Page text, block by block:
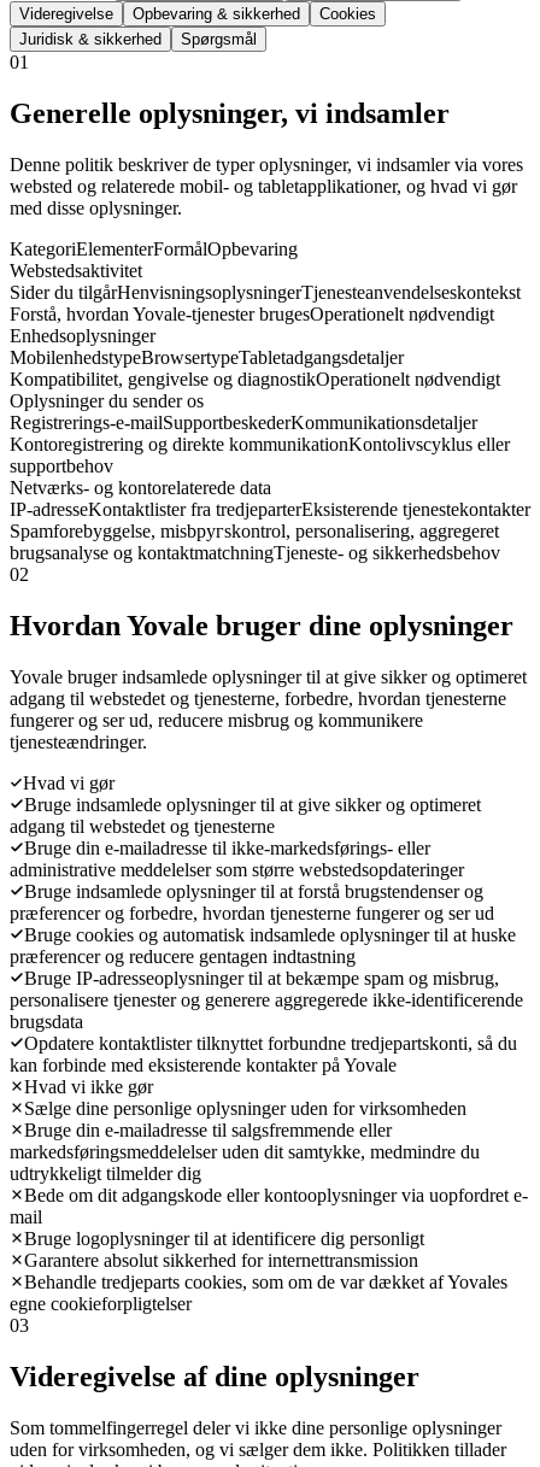
Videregivelse
Opbevaring & sikkerhed
Cookies
Juridisk & sikkerhed
Spørgsmål
01
Generelle oplysninger, vi indsamler
Denne politik beskriver de typer oplysninger, vi indsamler via vores
websted og relaterede mobil- og tabletapplikationer, og hvad vi gør
med disse oplysninger.
KategoriElementerFormålOpbevaring
Webstedsaktivitet
Sider du tilgårHenvisningsoplysningerTjenesteanvendelseskontekst
Forstå, hvordan Yovale-tjenester brugesOperationelt nødvendigt
Enhedsoplysninger
MobilenhedstypeBrowsertypeTabletadgangsdetaljer
Kompatibilitet, gengivelse og diagnostikOperationelt nødvendigt
Oplysninger du sender os
Registrerings-e-mailSupportbeskederKommunikationsdetaljer
Kontoregistrering og direkte kommunikationKontolivscyklus eller
supportbehov
Netværks- og kontorelaterede data
IP-adresseKontaktlister fra tredjeparterEksisterende tjenestekontakter
Spamforebyggelse, misbругskontrol, personalisering, aggregeret
brugsanalyse og kontaktmatchningTjeneste- og sikkerhedsbehov
02
Hvordan Yovale bruger dine oplysninger
Yovale bruger indsamlede oplysninger til at give sikker og optimeret
adgang til webstedet og tjenesterne, forbedre, hvordan tjenesterne
fungerer og ser ud, reducere misbrug og kommunikere
tjenesteændringer.
Hvad vi gør
Bruge indsamlede oplysninger til at give sikker og optimeret
adgang til webstedet og tjenesterne
Bruge din e-mailadresse til ikke-markedsførings- eller
administrative meddelelser som større webstedsopdateringer
Bruge indsamlede oplysninger til at forstå brugstendenser og
præferencer og forbedre, hvordan tjenesterne fungerer og ser ud
Bruge cookies og automatisk indsamlede oplysninger til at huske
præferencer og reducere gentagen indtastning
Bruge IP-adresseoplysninger til at bekæmpe spam og misbrug,
personalisere tjenester og generere aggregerede ikke-identificerende
brugsdata
Opdatere kontaktlister tilknyttet forbundne tredjepartskonti, så du
kan forbinde med eksisterende kontakter på Yovale
Hvad vi ikke gør
Sælge dine personlige oplysninger uden for virksomheden
Bruge din e-mailadresse til salgsfremmende eller
markedsføringsmeddelelser uden dit samtykke, medmindre du
udtrykkeligt tilmelder dig
Bede om dit adgangskode eller kontooplysninger via uopfordret e-
mail
Bruge logoplysninger til at identificere dig personligt
Garantere absolut sikkerhed for internettransmission
Behandle tredjeparts cookies, som om de var dækket af Yovales
egne cookieforpligtelser
03
Videregivelse af dine oplysninger
Som tommelfingerregel deler vi ikke dine personlige oplysninger
uden for virksomheden, og vi sælger dem ikke. Politikken tillader